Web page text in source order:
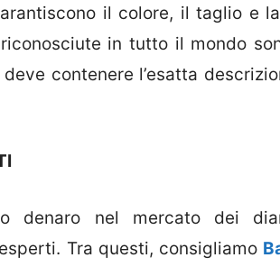
il colore, il taglio e
in tutto il mondo
contenere l’esatta
denaro nel mercato dei
Tra questi, consigliamo